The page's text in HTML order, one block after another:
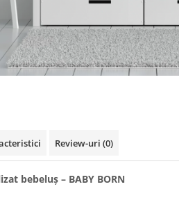
Review-uri (0)
bebeluș – BABY BORN